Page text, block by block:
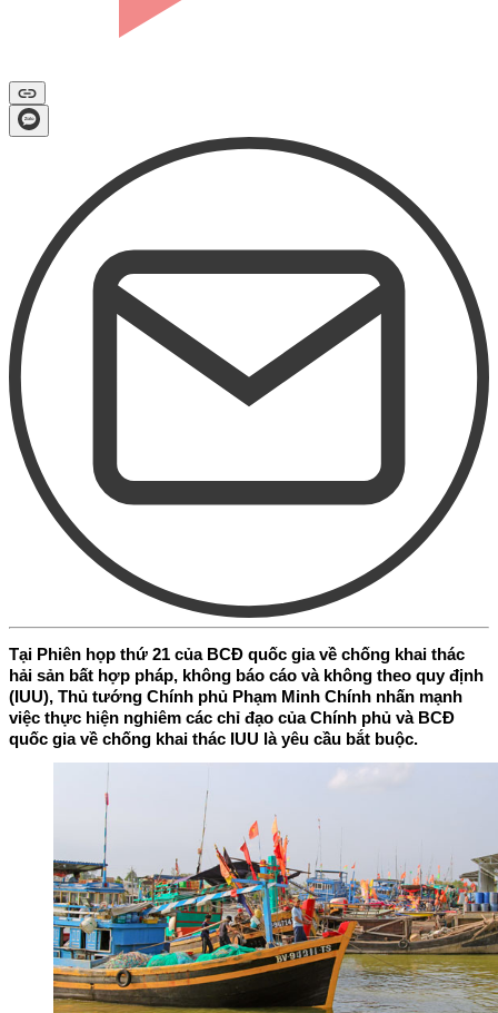
Tại Phiên họp thứ 21 của BCĐ quốc gia về chống khai thác
hải sản bất hợp pháp, không báo cáo và không theo quy định
(IUU), Thủ tướng Chính phủ Phạm Minh Chính nhấn mạnh
việc thực hiện nghiêm các chỉ đạo của Chính phủ và BCĐ
quốc gia về chống khai thác IUU là yêu cầu bắt buộc.